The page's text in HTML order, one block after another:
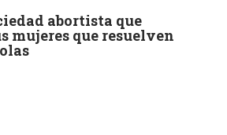
abortista que
mujeres que resuelven